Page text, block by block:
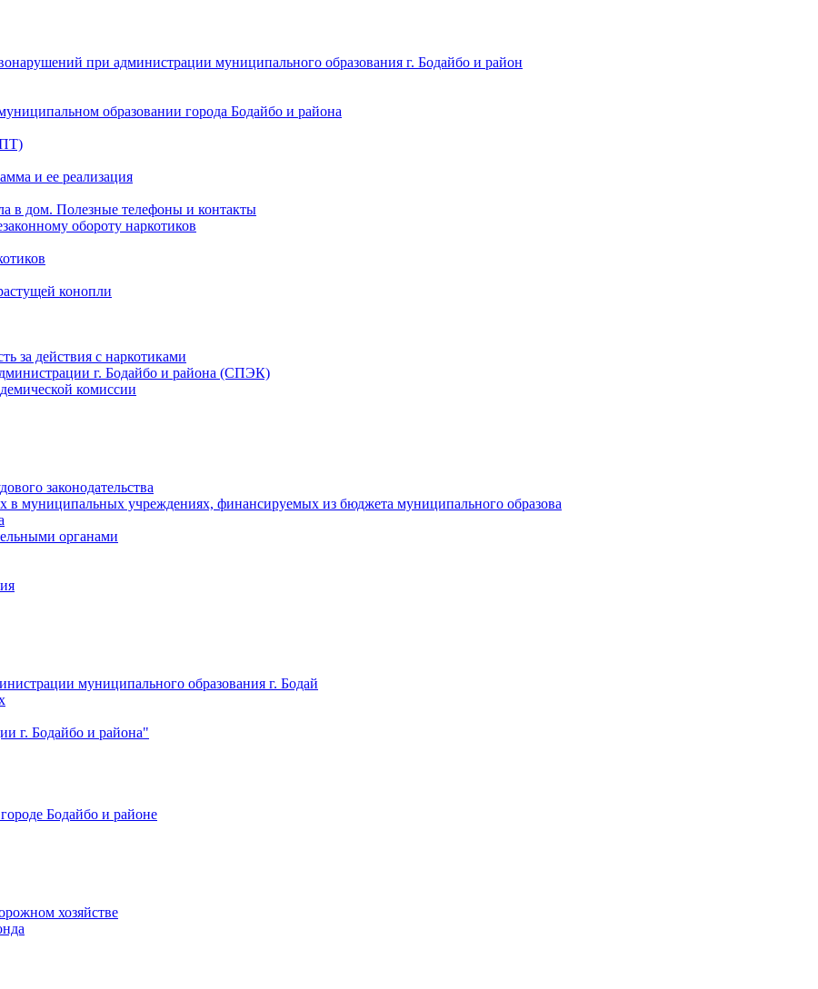
при администрации муниципального образования г. Бодайбо и район
образовании города Бодайбо и района
и ее реализация
в дом. Полезные телефоны и контакты
обороту наркотиков
конопли
за действия с наркотиками
г. Бодайбо и района (СПЭК)
комиссии
законодательства
в муниципальных учреждениях, финансируемых из бюджета муниципального образова
органами
муниципального образования г. Бодай
г. Бодайбо и района"
Бодайбо и районе
хозяйстве